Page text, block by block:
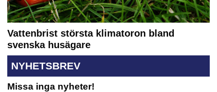
Vattenbrist största klimatoron bland
svenska husägare
NYHETSBREV
Missa inga nyheter!